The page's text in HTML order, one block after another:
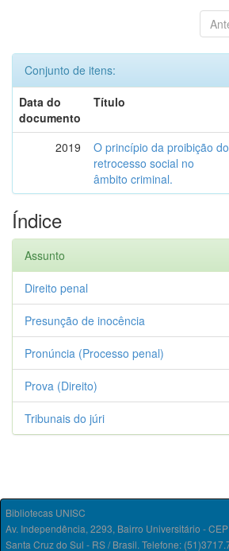
Conjunto de itens:
Data do
documento
Título
2019
O princípio da proibição do
retrocesso social no
âmbito criminal.
Índice
Assunto
Direito penal
Presunção de inocência
Pronúncia (Processo penal)
Prova (Direito)
Tribunais do júri
Bibliotecas UNISC
Av. Independência, 2293, Bairro Universitário -
Santa Cruz do Sul - RS / Brasil. Telefone: